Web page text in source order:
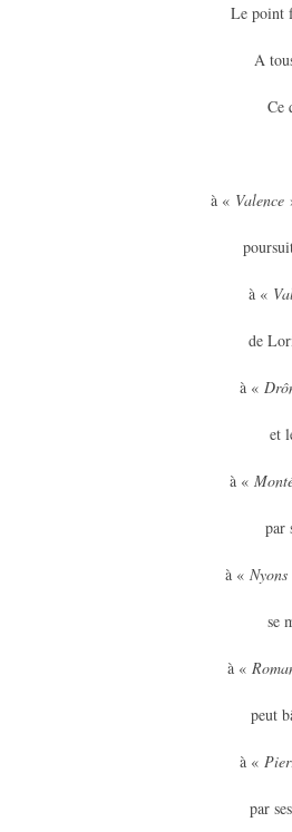
Le point
A
Ce
à « Valence
à «
de
à «
et
à «
par
à « Nyons
se
à «
peut
à «
par